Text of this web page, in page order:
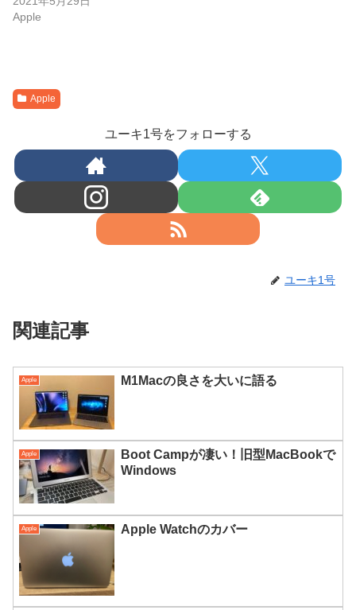
Apple
Apple
ユーキ1号をフォローする
ユーキ1号
関連記事
Apple M1Macの良さを大いに語る
Apple
Boot Campが凄い！旧型MacBookで
Windows
Apple Apple Watchのカバー